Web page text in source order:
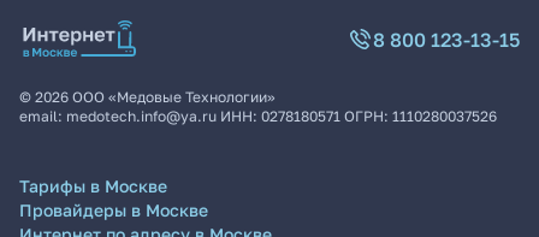
8 800 123-13-15
© 2026 ООО «Медовые Технологии»
email: medotech.info@ya.ru ИНН: 0278180571 ОГРН: 1110280037526
Тарифы в Москве
Провайдеры в Москве